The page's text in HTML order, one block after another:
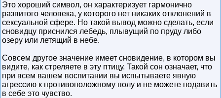
Это хороший символ, он характеризует гармонично
развитого человека, у которого нет никаких отклонений в
сексуальной сфере. Но такой вывод можно сделать, если
сновидцу приснился лебедь, плывущий по пруду либо
озеру или летящий в небе.
Совсем другое значение имеет сновидение, в котором вы
видите, как стреляете в эту птицу. Такой сон означает, что
при всем вашем воспитании вы испытываете явную
агрессию к противоположному полу и не можете подавить
в себе это чувство.